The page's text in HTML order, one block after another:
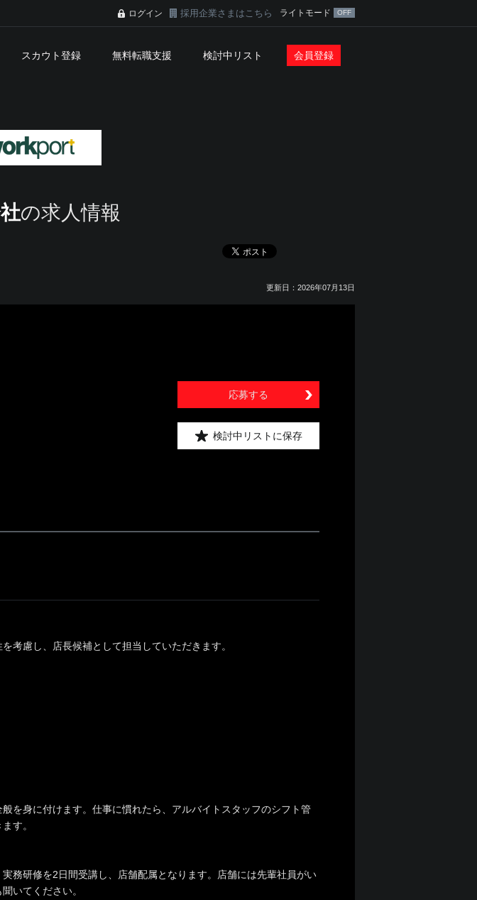
ログイン 採用企業さまはこちら ライトモード
スカウト登録 無料転職支援 検討中リスト 会員登録
の求人情報
更新日：2026年07月13日
応募する
検討中リストに保存
考慮し、店長候補として担当していただきます。
を身に付けます。仕事に慣れたら、アルバイトスタッフのシフト管
す。
務研修を2日間受講し、店舗配属となります。店舗には先輩社員がい
いてください。